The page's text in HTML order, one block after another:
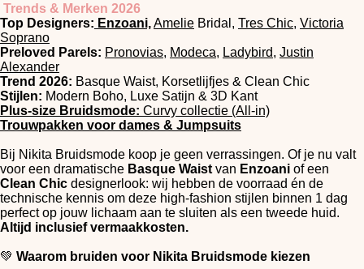
Trends & Merken 2026
Top Designers: Enzoani,Amelie Bridal, Tres Chic, Victoria
Soprano
Preloved Parels: Pronovias, Modeca, Ladybird, Justin
Alexander
Trend 2026: Basque Waist, Korsetlijfjes & Clean Chic
Stijlen: Modern Boho, Luxe Satijn & 3D Kant
Plus-size Bruidsmode: Curvy collectie (All-in)
Trouwpakken voor dames & Jumpsuits
Bij Nikita Bruidsmode koop je geen verrassingen. Of je nu valt
voor een dramatische Basque Waist van Enzoani of een
Clean Chic designerlook: wij hebben de voorraad én de
technische kennis om deze high-fashion stijlen binnen 1 dag
perfect op jouw lichaam aan te sluiten als een tweede huid.
Altijd inclusief vermaakkosten.
💚 Waarom bruiden voor Nikita Bruidsmode kiezen